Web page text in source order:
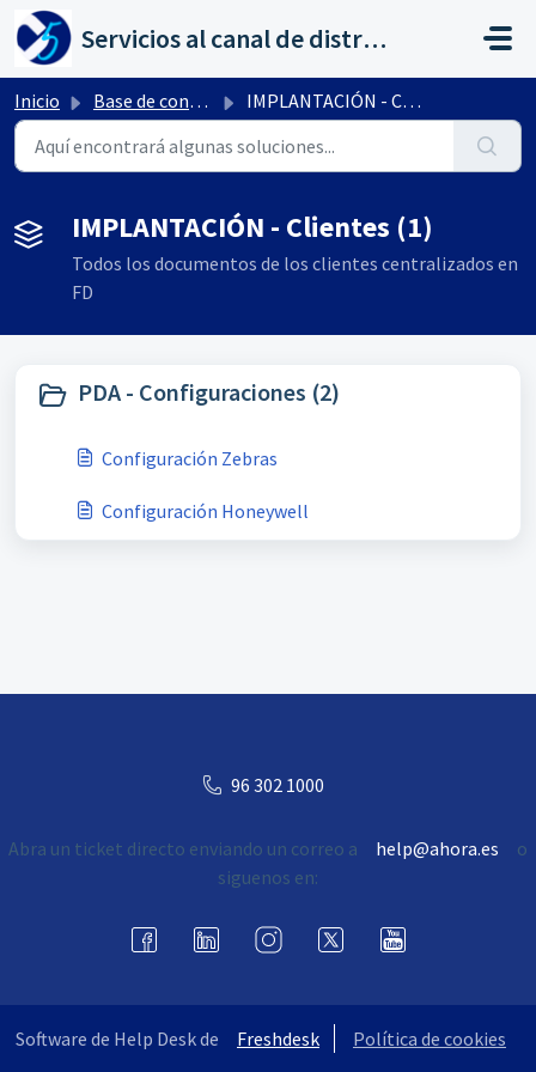
Saltar al contenido principal
Servicios al canal de distribución de AHORA
Inicio Base de conocimientos IMPLANTACIÓN - Clientes
IMPLANTACIÓN - Clientes (1)
Todos los documentos de los clientes centralizados en
FD
PDA - Configuraciones (2)
Configuración Zebras
Configuración Honeywell
96 302 1000
Abra un ticket directo enviando un correo a help@ahora.es
o
siguenos en:
Software de Help Desk de Freshdesk Política de cookies